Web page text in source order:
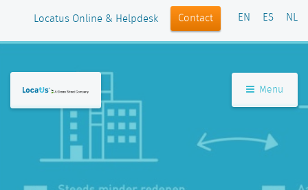
Locatus Online & Helpdesk Contact EN ES NL
Menu